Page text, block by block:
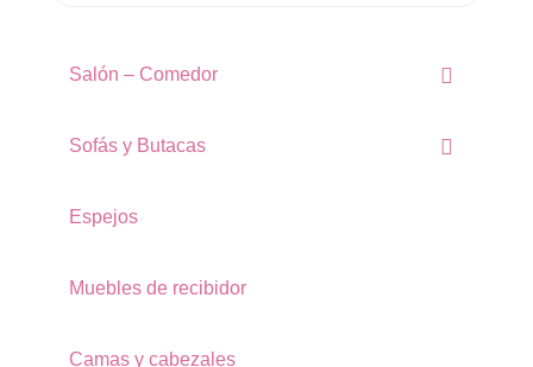
Salón – Comedor
Sofás y Butacas
Espejos
Muebles de recibidor
Camas y cabezales